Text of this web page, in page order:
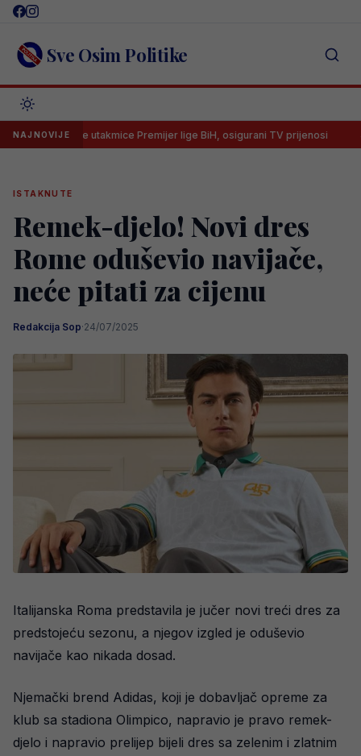
Skip
content Sve Osim Politike
NAJNOVIJE
dvije utakmice Premijer lige BiH, osigurani TV prijenosi Bomba
ISTAKNUTE
Remek-djelo! Novi dres
Rome oduševio navijače,
neće pitati za cijenu
Redakcija Sop·24/07/2025
Italijanska Roma predstavila je jučer novi treći dres za
predstojeću sezonu, a njegov izgled je oduševio
navijače kao nikada dosad.
Njemački brend Adidas, koji je dobavljač opreme za
klub sa stadiona Olimpico, napravio je pravo remek-
djelo i napravio prelijep bijeli dres sa zelenim i zlatnim